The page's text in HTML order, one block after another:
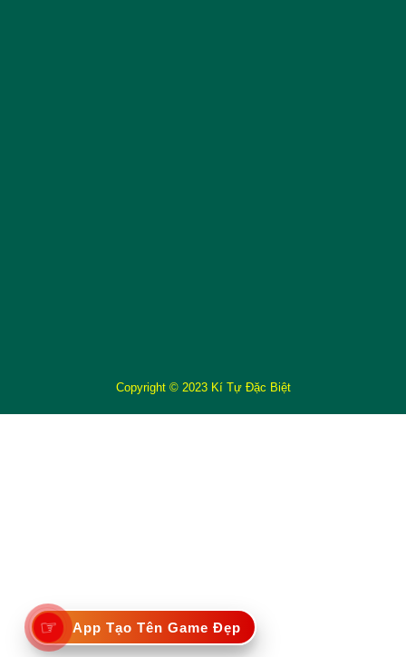
Copyright © 2023 Kí Tự Đặc Biệt
☞ App Tạo Tên Game Đẹp